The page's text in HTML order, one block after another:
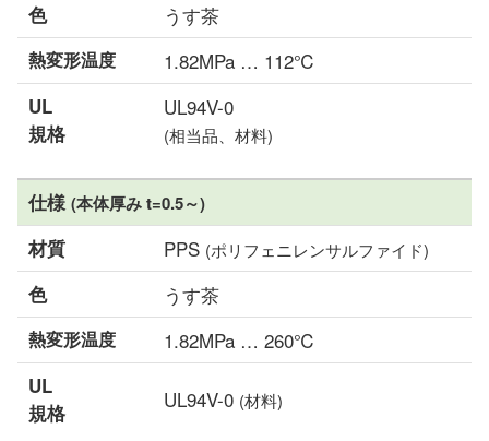
色 うす茶
熱変形温度 1.82MPa … 112℃
UL
規格
UL94V-0
(相当品、材料)
仕様(本体厚み t=0.5～)
材質 PPS (ポリフェニレンサルファイド)
色 うす茶
熱変形温度 1.82MPa … 260℃
UL
規格
UL94V-0 (材料)